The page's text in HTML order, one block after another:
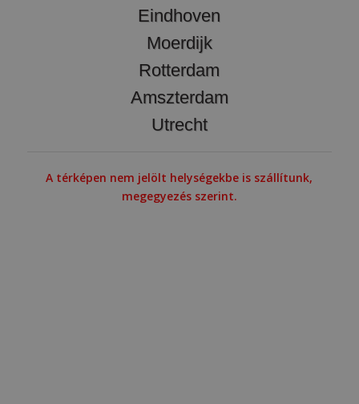
Eindhoven
Moerdijk
Rotterdam
Amszterdam
Utrecht
A térképen nem jelölt helységekbe is szállítunk,
megegyezés szerint.